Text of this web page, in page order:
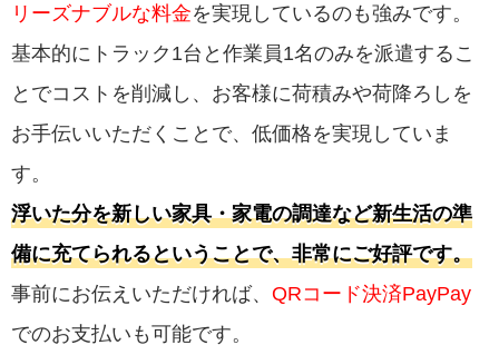
リーズナブルな料金を実現しているのも強みです。
基本的にトラック1台と作業員1名のみを派遣するこ
とでコストを削減し、お客様に荷積みや荷降ろしを
お手伝いいただくことで、低価格を実現していま
す。
浮いた分を新しい家具・家電の調達など新生活の準
備に充てられるということで、非常にご好評です。
事前にお伝えいただければ、 QRコード決済PayPay
でのお支払いも可能です。